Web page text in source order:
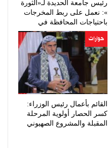
رئيس جامعة الحديدة لـ«الثورة
»: نعمل على ربط المخرجات
باحتياجات المحافظة في
المجالين…
حوارات
القائم بأعمال رئيس الوزراء:
كسر الحصار أولوية المرحلة
المقبلة والمشروع الصهيوني